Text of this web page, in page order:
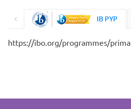
IB PYP
https://ibo.org/programmes/